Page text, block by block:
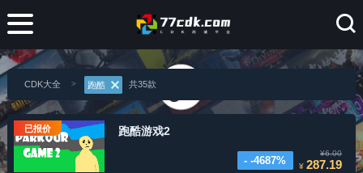
CDK大全 跑酷 共35款
已报价 跑酷游戏2
- -4687%
¥6.00
¥287.19